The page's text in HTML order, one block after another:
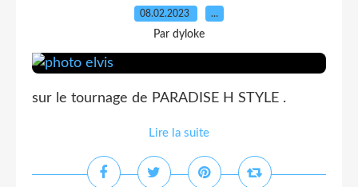
08.02.2023 …
Par dyloke
sur le tournage de PARADISE H STYLE .
Lire la suite